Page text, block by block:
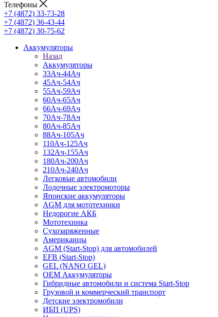
Телефоны
+7 (4872) 33-73-28
+7 (4872) 36-43-44
+7 (4872) 30-75-62
Аккумуляторы
Назад
Аккумуляторы
33Ач-44Ач
45Ач-54Ач
55Ач-59Ач
60Ач-65Ач
66Ач-69Ач
70Ач-78Ач
80Ач-85Ач
88Ач-105Ач
110Ач-125Ач
132Ач-155Ач
180Ач-200Ач
210Ач-240Ач
Легковые автомобили
Лодочные электромоторы
Японские аккумуляторы
AGM для мототехники
Недорогие АКБ
Мототехника
Сухозаряженные
Американцы
AGM (Start-Stop) для автомобилей
EFB (Start-Stop)
GEL (NANO GEL)
OEM Аккумуляторы
Гибридные автомобили и система Start-Stop
Грузовой и коммерческий транспорт
Детские электромобили
ИБП (UPS)